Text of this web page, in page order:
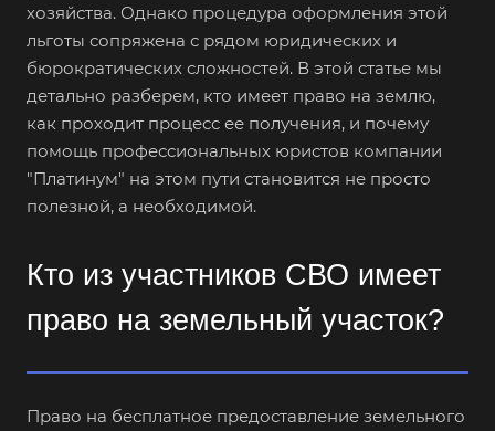
хозяйства. Однако процедура оформления этой
льготы сопряжена с рядом юридических и
бюрократических сложностей. В этой статье мы
детально разберем, кто имеет право на землю,
как проходит процесс ее получения, и почему
помощь профессиональных юристов компании
"Платинум" на этом пути становится не просто
полезной, а необходимой.
Кто из участников СВО имеет
право на земельный участок?
Право на бесплатное предоставление земельного